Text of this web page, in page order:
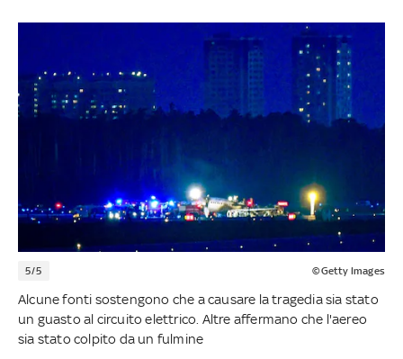
5/5 ©Getty Images
Alcune fonti sostengono che a causare la tragedia sia stato
un guasto al circuito elettrico. Altre affermano che l'aereo
sia stato colpito da un fulmine